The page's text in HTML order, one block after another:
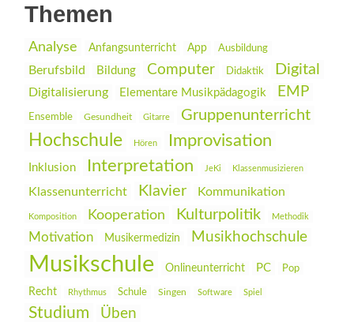
Themen
Analyse Anfangsunterricht App Ausbildung
Berufsbild Bildung Computer Didaktik Digital
Digitalisierung Elementare Musikpädagogik EMP
Ensemble Gesundheit Gitarre Gruppenunterricht
Hochschule Hören Improvisation
Inklusion Interpretation JeKi Klassenmusizieren
Klassenunterricht Klavier Kommunikation
Komposition Kooperation Kulturpolitik Methodik
Motivation Musikermedizin Musikhochschule
Musikschule Onlineunterricht PC Pop
Recht Rhythmus Schule Singen Software Spiel
Studium Üben